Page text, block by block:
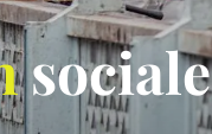
sociale